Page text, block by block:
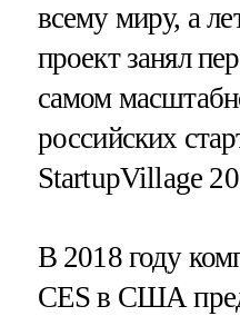
всему миру, а
проект занял
самом
российских
StartupVillage
В 2018 году
CES в США